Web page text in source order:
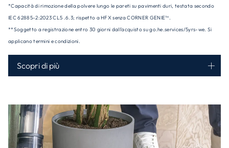
*Capacità di rimozione della polvere lungo le pareti su pavimenti duri, testata secondo
IEC 62885-2:2023 CL5 .6.3; rispetto a HFX senza CORNER GENIE™.
**Soggetto a registrazione entro 30 giorni dall'acquisto su go.he.services/5yrs-we. Si
applicano termini e condizioni.
Scopri di più